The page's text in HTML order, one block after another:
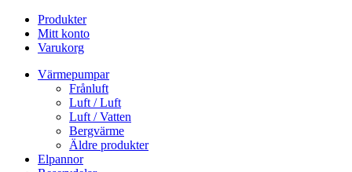
Produkter
Mitt konto
Varukorg
Värmepumpar
Frånluft
Luft / Luft
Luft / Vatten
Bergvärme
Äldre produkter
Elpannor